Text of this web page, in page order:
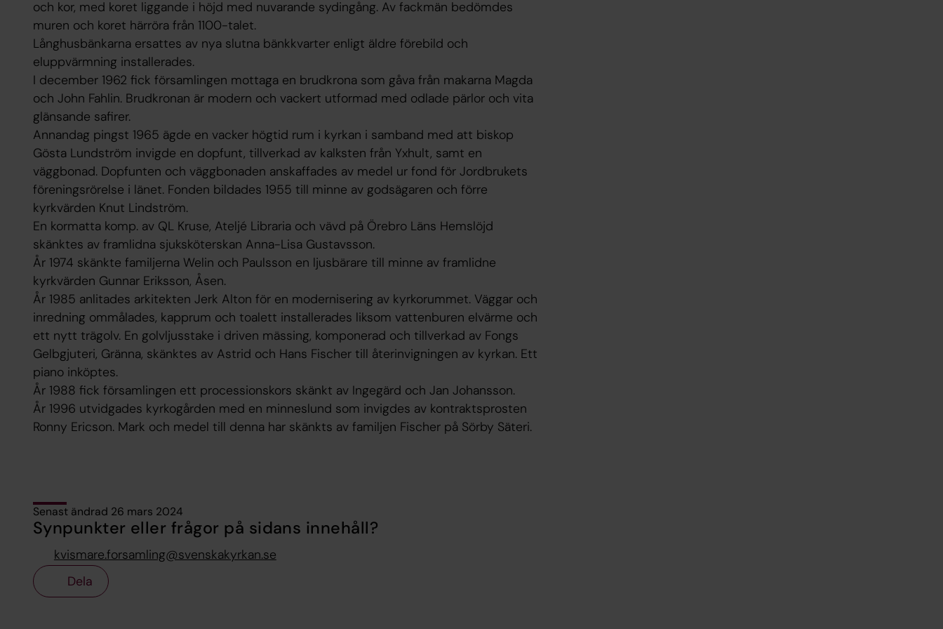
och kor, med koret liggande i höjd med nuvarande sydingång. Av fackmän bedömdes
muren och koret härröra från 1100-talet.
Långhusbänkarna ersattes av nya slutna bänkkvarter enligt äldre förebild och
eluppvärmning installerades.
I december 1962 fick församlingen mottaga en brudkrona som gåva från makarna Magda
och John Fahlin. Brudkronan är modern och vackert utformad med odlade pärlor och vita
glänsande safirer.
Annandag pingst 1965 ägde en vacker högtid rum i kyrkan i samband med att biskop
Gösta Lundström invigde en dopfunt, tillverkad av kalksten från Yxhult, samt en
väggbonad. Dopfunten och väggbonaden anskaffades av medel ur fond för Jordbrukets
föreningsrörelse i länet. Fonden bildades 1955 till minne av godsägaren och förre
kyrkvärden Knut Lindström.
En kormatta komp. av QL Kruse, Ateljé Libraria och vävd på Örebro Läns Hemslöjd
skänktes av framlidna sjuksköterskan Anna-Lisa Gustavsson.
År 1974 skänkte familjerna Welin och Paulsson en ljusbärare till minne av framlidne
kyrkvärden Gunnar Eriksson, Åsen.
År 1985 anlitades arkitekten Jerk Alton för en modernisering av kyrkorummet. Väggar och
inredning ommålades, kapprum och toalett installerades liksom vattenburen elvärme och
ett nytt trägolv. En golvljusstake i driven mässing, komponerad och tillverkad av Fongs
Gelbgjuteri, Gränna, skänktes av Astrid och Hans Fischer till återinvigningen av kyrkan. Ett
piano inköptes.
År 1988 fick församlingen ett processionskors skänkt av Ingegärd och Jan Johansson.
År 1996 utvidgades kyrkogården med en minneslund som invigdes av kontraktsprosten
Ronny Ericson. Mark och medel till denna har skänkts av familjen Fischer på Sörby Säteri.
Senast ändrad 26 mars 2024
Synpunkter eller frågor på sidans innehåll?
kvismare.forsamling@svenskakyrkan.se
Dela